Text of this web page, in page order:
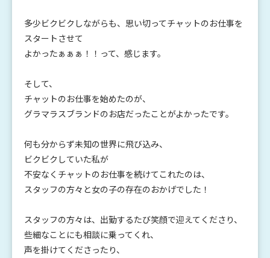
多少ビクビクしながらも、思い切ってチャットのお仕事を
スタートさせて
よかったぁぁぁ！！って、感じます。
そして、
チャットのお仕事を始めたのが、
グラマラスブランドのお店だったことがよかったです。
何も分からず未知の世界に飛び込み、
ビクビクしていた私が
不安なくチャットのお仕事を続けてこれたのは、
スタッフの方々と女の子の存在のおかげでした！
スタッフの方々は、出勤するたび笑顔で迎えてくださり、
些細なことにも相談に乗ってくれ、
声を掛けてくださったり、